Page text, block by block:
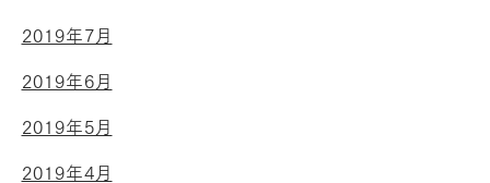
2019年7月
2019年6月
2019年5月
2019年4月